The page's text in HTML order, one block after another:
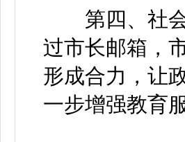
第四、社会
过市长邮箱，
形成合力，让
一步增强教育